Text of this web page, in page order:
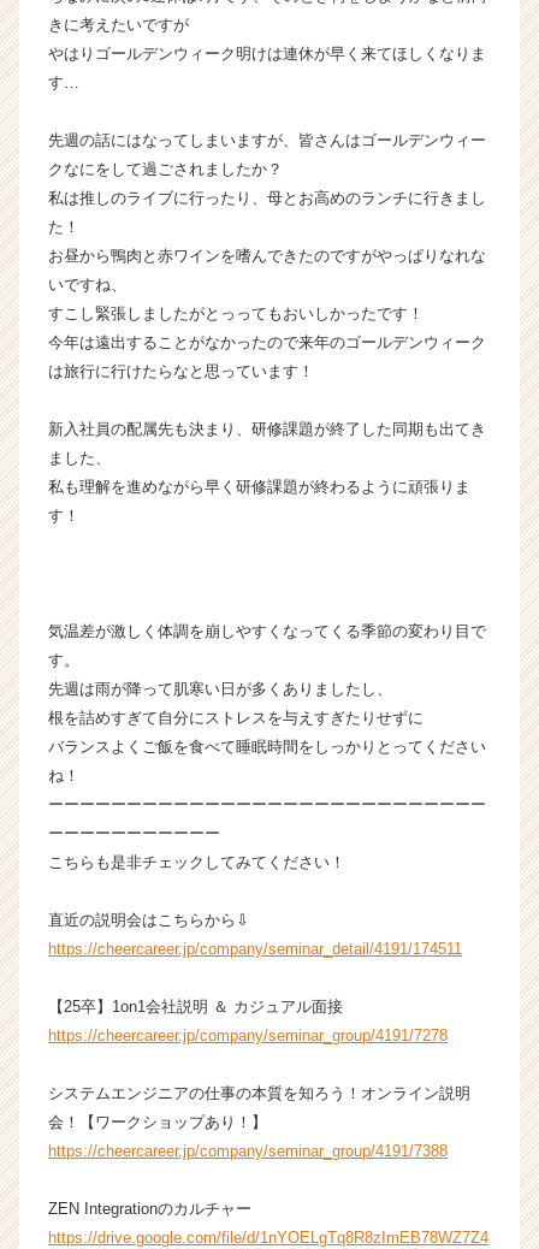
か
ス
ト
届
く
活
イ
ト
チ
ア
ャ
ア
C
r
e
e
きに考えたいですが
やはりゴールデンウィーク明けは連休が早く来てほしくなりま
す…
先週の話にはなってしまいますが、皆さんはゴールデンウィー
クなにをして過ごされましたか？
私は推しのライブに行ったり、母とお高めのランチに行きまし
た！
お昼から鴨肉と赤ワインを嗜んできたのですがやっぱりなれな
いですね、
すこし緊張しましたがとっってもおいしかったです！
今年は遠出することがなかったので来年のゴールデンウィーク
は旅行に行けたらなと思っています！
新入社員の配属先も決まり、研修課題が終了した同期も出てき
ました、
私も理解を進めながら早く研修課題が終わるように頑張りま
す！
気温差が激しく体調を崩しやすくなってくる季節の変わり目で
す。
先週は雨が降って肌寒い日が多くありましたし、
根を詰めすぎて自分にストレスを与えすぎたりせずに
バランスよくご飯を食べて睡眠時間をしっかりとってください
ね！
ーーーーーーーーーーーーーーーーーーーーーーーーーーーー
ーーーーーーーーーーー
こちらも是非チェックしてみてください！
直近の説明会はこちらから⇩
https://cheercareer.jp/company/seminar_detail/4191/174511
【25卒】1on1会社説明 ＆ カジュアル面接
https://cheercareer.jp/company/seminar_group/4191/7278
システムエンジニアの仕事の本質を知ろう！オンライン説明
会！【ワークショップあり！】
https://cheercareer.jp/company/seminar_group/4191/7388
ZEN Integrationのカルチャー
https://drive.google.com/file/d/1nYOELgTq8R8zImEB78WZ7Z4